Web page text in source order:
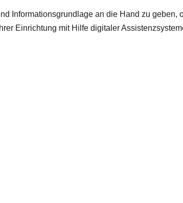
Informationsgrundlage an die Hand zu geben,
Einrichtung mit Hilfe digitaler